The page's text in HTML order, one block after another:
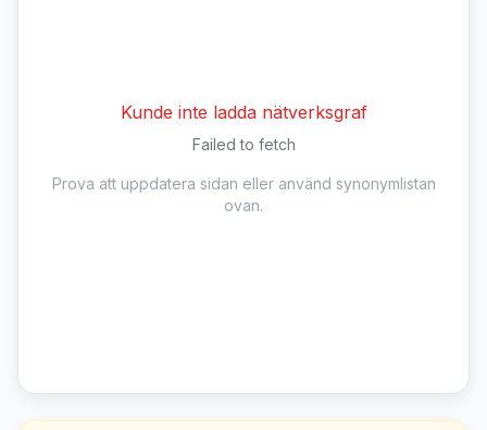
Kunde inte ladda nätverksgraf
Failed to fetch
Prova att uppdatera sidan eller använd synonymlistan
ovan.